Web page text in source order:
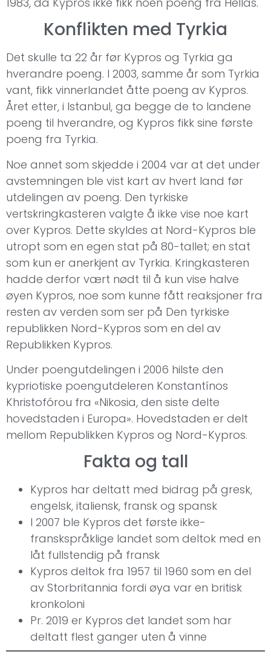
Konflikten med Tyrkia
Det skulle ta 22 år før Kypros og Tyrkia ga
hverandre poeng. I 2003, samme år som Tyrkia
vant, fikk vinnerlandet åtte poeng av Kypros.
Året etter, i Istanbul, ga begge de to landene
poeng til hverandre, og Kypros fikk sine første
poeng fra Tyrkia.
Noe annet som skjedde i 2004 var at det under
avstemningen ble vist kart av hvert land før
utdelingen av poeng. Den tyrkiske
vertskringkasteren valgte å ikke vise noe kart
over Kypros. Dette skyldes at Nord-Kypros ble
utropt som en egen stat på 80-tallet; en stat
som kun er anerkjent av Tyrkia. Kringkasteren
hadde derfor vært nødt til å kun vise halve
øyen Kypros, noe som kunne fått reaksjoner fra
resten av verden som ser på Den tyrkiske
republikken Nord-Kypros som en del av
Republikken Kypros.
Under poengutdelingen i 2006 hilste den
kypriotiske poengutdeleren Konstantínos
Khristofórou fra «Nikosia, den siste delte
hovedstaden i Europa». Hovedstaden er delt
mellom Republikken Kypros og Nord-Kypros.
Fakta og tall
Kypros har deltatt med bidrag på gresk,
engelsk, italiensk, fransk og spansk
I 2007 ble Kypros det første ikke-
franskspråklige landet som deltok med en
låt fullstendig på fransk
Kypros deltok fra 1957 til 1960 som en del
av Storbritannia fordi øya var en britisk
kronkoloni
Pr. 2019 er Kypros det landet som har
deltatt flest ganger uten å vinne